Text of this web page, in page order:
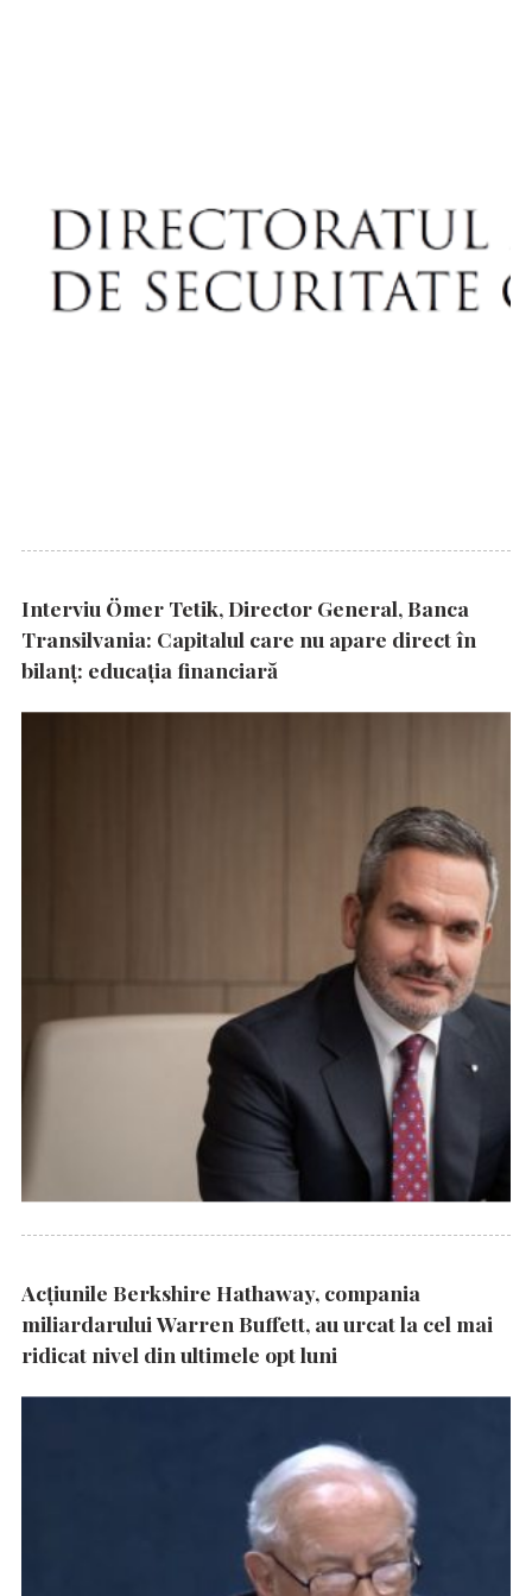
Interviu Ömer Tetik, Director General, Banca
Transilvania: Capitalul care nu apare direct în
bilanț: educația financiară
Acțiunile Berkshire Hathaway, compania
miliardarului Warren Buffett, au urcat la cel mai
ridicat nivel din ultimele opt luni